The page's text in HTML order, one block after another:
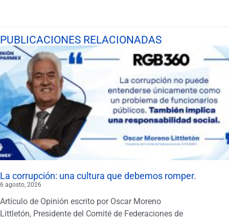
PUBLICACIONES RELACIONADAS
La corrupción: una cultura que debemos romper.
6 agosto, 2026
Artículo de Opinión escrito por Oscar Moreno
Littletón, Presidente del Comité de Federaciones de